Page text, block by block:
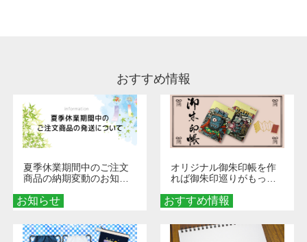
おすすめ情報
お知らせ
夏季休業期間中のご注文
商品の納期変動のお知ら
おすすめ情報
オリジナル御朱印帳を作
れば御朱印巡りがもっと
ダーメイドする魅力と選
び方